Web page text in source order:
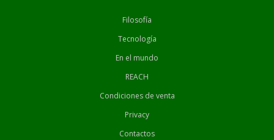
Filosofía
Tecnología
En el mundo
REACH
Condiciones de venta
Privacy
Contactos